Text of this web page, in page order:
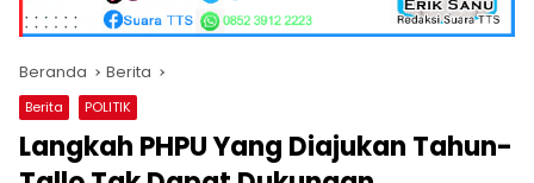
Beranda Berita
Berita POLITIK
Langkah PHPU Yang Diajukan Tahun-